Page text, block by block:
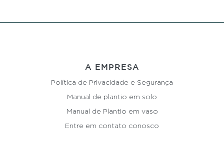
A EMPRESA
Política de Privacidade e Segurança
Manual de plantio em solo
Manual de Plantio em vaso
Entre em contato conosco